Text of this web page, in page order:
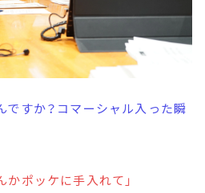
ですか？コマーシャル入った瞬
かポッケに手入れて」